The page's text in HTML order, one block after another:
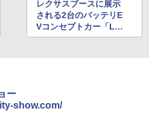
レクサスブースに展示
される2台のバッテリE
Vコンセプトカー「LF-
ZC」「LF-ZL」
ー
show.com/